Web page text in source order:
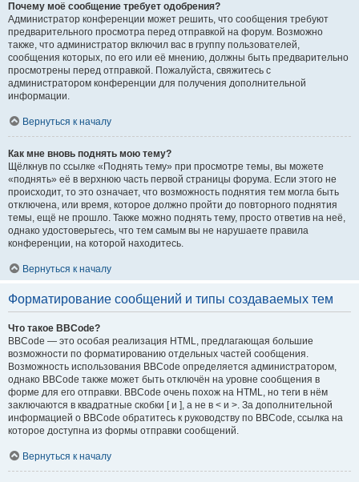
Почему моё сообщение требует одобрения?
Администратор конференции может решить, что сообщения требуют
предварительного просмотра перед отправкой на форум. Возможно
также, что администратор включил вас в группу пользователей,
сообщения которых, по его или её мнению, должны быть предварительно
просмотрены перед отправкой. Пожалуйста, свяжитесь с
администратором конференции для получения дополнительной
информации.
Вернуться к началу
Как мне вновь поднять мою тему?
Щёлкнув по ссылке «Поднять тему» при просмотре темы, вы можете
«поднять» её в верхнюю часть первой страницы форума. Если этого не
происходит, то это означает, что возможность поднятия тем могла быть
отключена, или время, которое должно пройти до повторного поднятия
темы, ещё не прошло. Также можно поднять тему, просто ответив на неё,
однако удостоверьтесь, что тем самым вы не нарушаете правила
конференции, на которой находитесь.
Вернуться к началу
Форматирование сообщений и типы создаваемых тем
Что такое BBCode?
BBCode — это особая реализация HTML, предлагающая большие
возможности по форматированию отдельных частей сообщения.
Возможность использования BBCode определяется администратором,
однако BBCode также может быть отключён на уровне сообщения в
форме для его отправки. BBCode очень похож на HTML, но теги в нём
заключаются в квадратные скобки [ и ], а не в < и >. За дополнительной
информацией о BBCode обратитесь к руководству по BBCode, ссылка на
которое доступна из формы отправки сообщений.
Вернуться к началу